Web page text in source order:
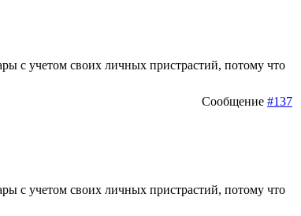
с учетом своих личных пристрастий, потому что
Сообщение #137
с учетом своих личных пристрастий, потому что